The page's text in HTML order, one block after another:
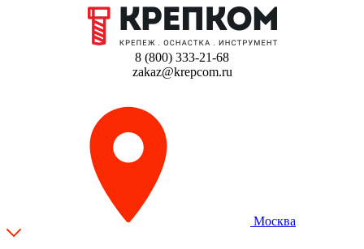
8 (800) 333-21-68
zakaz@krepcom.ru
Москва